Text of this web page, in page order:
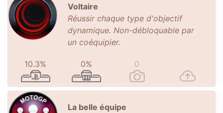
Voltaire
Réussir chaque type d'objectif
dynamique. Non-débloquable par
un coéquipier.
10.3% 0% 0
La belle équipe